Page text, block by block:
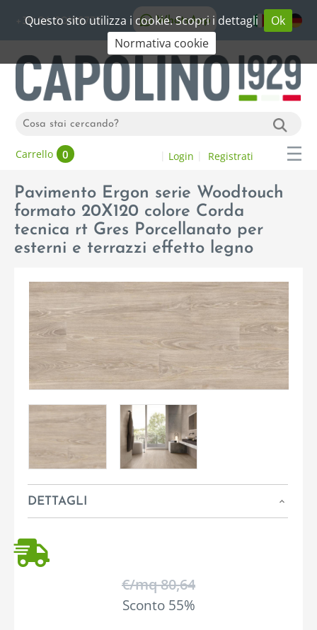
Questo sito utilizza i cookie. Scopri i dettagli
Ok
Normativa cookie
+39 06 20192773 WhatsApp
Carrello 0 Login Registrati
Pavimento Ergon serie Woodtouch
formato 20X120 colore Corda
tecnica rt Gres Porcellanato per
esterni e terrazzi effetto legno
DETTAGLI
€/mq 80,64
Sconto 55%